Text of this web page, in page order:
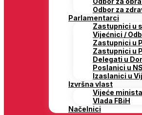
Odbor za
Parlamentarci
Zastupnici u
Vijećnici /
Zastupnici u
Zastupnici u
Delegati u
Poslanici u
Izaslanici u
Izvršna vlast
Vijeće
Vlada FBiH
Načelnici